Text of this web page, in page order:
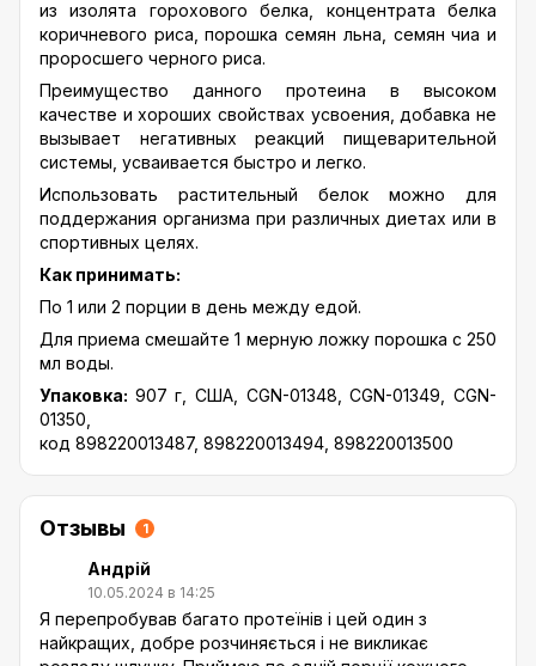
из изолята горохового белка, концентрата белка
коричневого риса, порошка семян льна, семян чиа и
проросшего черного риса.
Преимущество данного протеина в высоком
качестве и хороших свойствах усвоения, добавка не
вызывает негативных реакций пищеварительной
системы, усваивается быстро и легко.
Использовать растительный белок можно для
поддержания организма при различных диетах или в
спортивных целях.
Как принимать:
По 1 или 2 порции в день между едой.
Для приема смешайте 1 мерную ложку порошка с 250
мл воды.
Упаковка: 907 г, США, CGN-01348, CGN-01349, CGN-
01350,
код 898220013487, 898220013494, 898220013500
Отзывы 1
Андрій
10.05.2024 в 14:25
Я перепробував багато протеїнів і цей один з
найкращих, добре розчиняється і не викликає